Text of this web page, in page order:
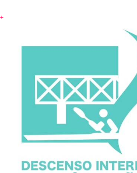
+